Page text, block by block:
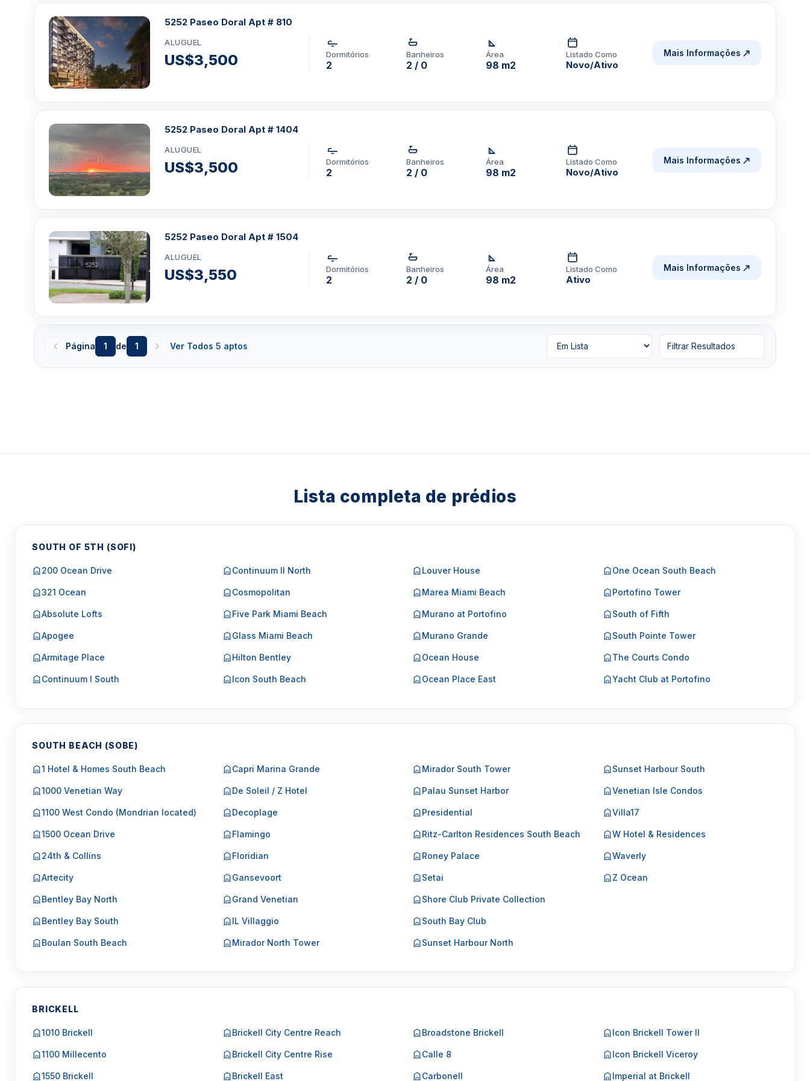
5252 Paseo Doral Apt # 810
ALUGUEL
US$3,500 Dormitórios
2
Banheiros
2 / 0
Área
98 m2
Listado Como
Novo/Ativo
Mais Informações
5252 Paseo Doral Apt # 1404
ALUGUEL
US$3,500 Dormitórios
2
Banheiros
2 / 0
Área
98 m2
Listado Como
Novo/Ativo
Mais Informações
5252 Paseo Doral Apt # 1504
ALUGUEL
US$3,550 Dormitórios
2
Banheiros
2 / 0
Área
98 m2
Listado Como
Ativo
Mais Informações
Página 1 de 1 Ver Todos 5 aptos Filtrar Resultados
Lista completa de prédios
SOUTH OF 5TH (SOFI)
200 Ocean Drive
321 Ocean
Absolute Lofts
Apogee
Armitage Place
Continuum I South
Continuum II North
Cosmopolitan
Five Park Miami Beach
Glass Miami Beach
Hilton Bentley
Icon South Beach
Louver House
Marea Miami Beach
Murano at Portofino
Murano Grande
Ocean House
Ocean Place East
One Ocean South Beach
Portofino Tower
South of Fifth
South Pointe Tower
The Courts Condo
Yacht Club at Portofino
SOUTH BEACH (SOBE)
1 Hotel & Homes South Beach
1000 Venetian Way
1100 West Condo (Mondrian located)
1500 Ocean Drive
24th & Collins
Artecity
Bentley Bay North
Bentley Bay South
Boulan South Beach
Capri Marina Grande
De Soleil / Z Hotel
Decoplage
Flamingo
Floridian
Gansevoort
Grand Venetian
IL Villaggio
Mirador North Tower
Mirador South Tower
Palau Sunset Harbor
Presidential
Ritz-Carlton Residences South Beach
Roney Palace
Setai
Shore Club Private Collection
South Bay Club
Sunset Harbour North
Sunset Harbour South
Venetian Isle Condos
Villa17
W Hotel & Residences
Waverly
Z Ocean
BRICKELL
1010 Brickell
1100 Millecento
1550 Brickell
Brickell City Centre Reach
Brickell City Centre Rise
Brickell East
Broadstone Brickell
Calle 8
Carbonell
Icon Brickell Tower II
Icon Brickell Viceroy
Imperial at Brickell